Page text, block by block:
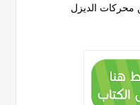
محركات الديزل